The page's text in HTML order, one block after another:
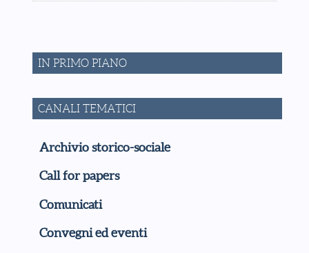
IN PRIMO PIANO
CANALI TEMATICI
Archivio storico-sociale
Call for papers
Comunicati
Convegni ed eventi